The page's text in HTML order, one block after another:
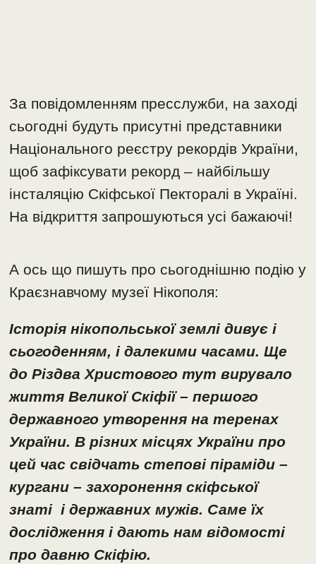
За повідомленням пресслужби, на заході
сьогодні будуть присутні представники
Національного реєстру рекордів України,
щоб зафіксувати рекорд – найбільшу
інсталяцію Скіфської Пекторалі в Україні.
На відкриття запрошуються усі бажаючі!
А ось що пишуть про сьогоднішню подію у
Краєзнавчому музеї Нікополя:
Історія нікопольської землі дивує і
сьогоденням, і далекими часами. Ще
до Різдва Христового тут вирувало
життя Великої Скіфії – першого
державного утворення на теренах
України. В різних місцях України про
цей час свідчать степові піраміди –
кургани – захоронення скіфської
знаті і державних мужів. Саме їх
дослідження і дають нам відомості
про давню Скіфію.